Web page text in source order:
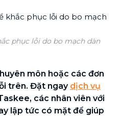
phục lỗi do bo mạch dàn
môn hoặc các đơn
trên. Đặt ngay dịch vụ
các nhân viên với
lập tức có mặt để giúp